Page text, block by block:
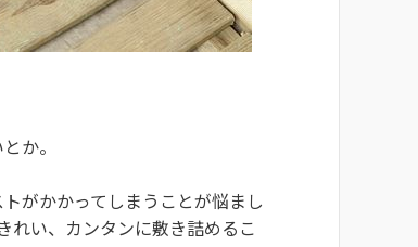
か。
がかかってしまうことが悩まし
れい、カンタンに敷き詰めるこ